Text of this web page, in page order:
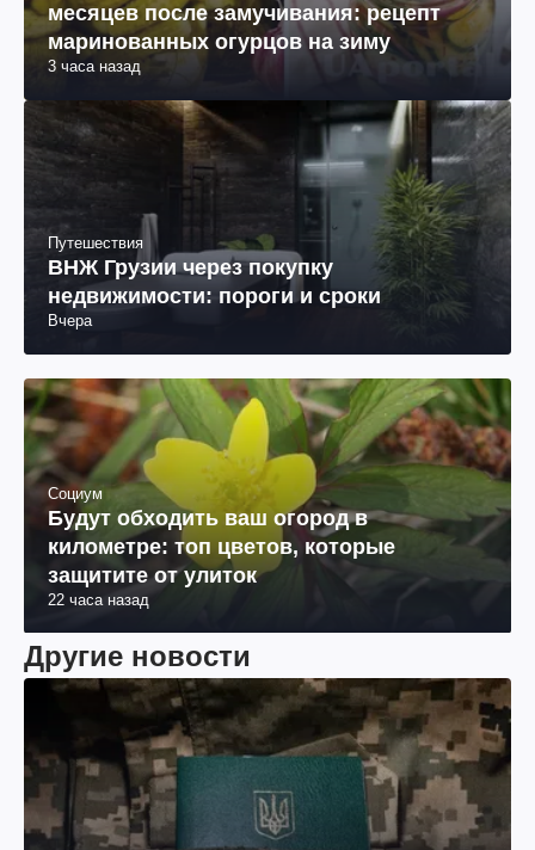
месяцев после замучивания: рецепт
маринованных огурцов на зиму
3 часа назад
Путешествия
ВНЖ Грузии через покупку
недвижимости: пороги и сроки
Вчера
Социум
Будут обходить ваш огород в
километре: топ цветов, которые
защитите от улиток
22 часа назад
Другие новости